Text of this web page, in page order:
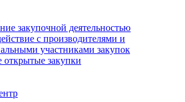
закупочной деятельностью
с производителями и
участниками закупок
открытые закупки